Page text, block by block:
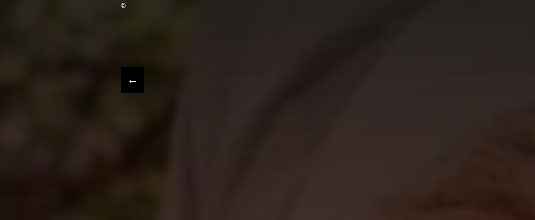
©
←